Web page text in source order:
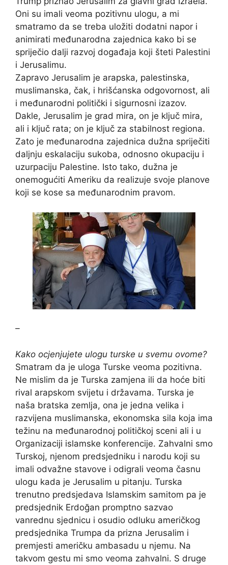
Oni su imali veoma pozitivnu ulogu, a mi
smatramo da se treba uložiti dodatni napor i
animirati međunarodna zajednica kako bi se
spriječio dalji razvoj događaja koji šteti Palestini
i Jerusalimu.
Zapravo Jerusalim je arapska, palestinska,
muslimanska, čak, i hrišćanska odgovornost, ali
i međunarodni politički i sigurnosni izazov.
Dakle, Jerusalim je grad mira, on je ključ mira,
ali i ključ rata; on je ključ za stabilnost regiona.
Zato je međunarodna zajednica dužna spriječiti
daljnju eskalaciju sukoba, odnosno okupaciju i
uzurpaciju Palestine. Isto tako, dužna je
onemogućiti Ameriku da realizuje svoje planove
koji se kose sa međunarodnim pravom.
–
Kako ocjenjujete ulogu turske u svemu ovome?
Smatram da je uloga Turske veoma pozitivna.
Ne mislim da je Turska zamjena ili da hoće biti
rival arapskom svijetu i državama. Turska je
naša bratska zemlja, ona je jedna velika i
razvijena muslimanska, ekonomska sila koja ima
težinu na međunarodnoj političkoj sceni ali i u
Organizaciji islamske konferencije. Zahvalni smo
Turskoj, njenom predsjedniku i narodu koji su
imali odvažne stavove i odigrali veoma časnu
ulogu kada je Jerusalim u pitanju. Turska
trenutno predsjedava Islamskim samitom pa je
predsjednik Erdoğan promptno sazvao
vanrednu sjednicu i osudio odluku američkog
predsjednika Trumpa da prizna Jerusalim i
premjesti američku ambasadu u njemu. Na
takvom gestu mi smo veoma zahvalni. S druge